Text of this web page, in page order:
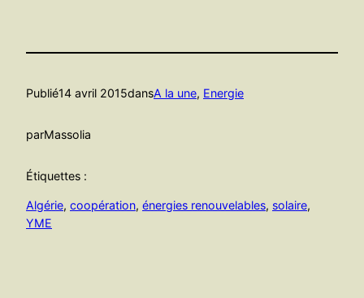
Publié14 avril 2015dansA la une, Energie
parMassolia
Étiquettes :
Algérie, coopération, énergies renouvelables, solaire
YME